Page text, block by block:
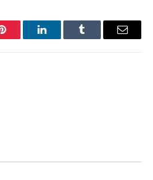
Pinterest LinkedInTumblr Email